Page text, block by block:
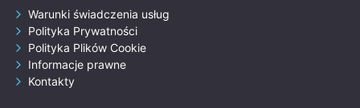
Warunki świadczenia usług
Polityka Prywatności
Polityka Plików Cookie
Informacje prawne
Kontakty